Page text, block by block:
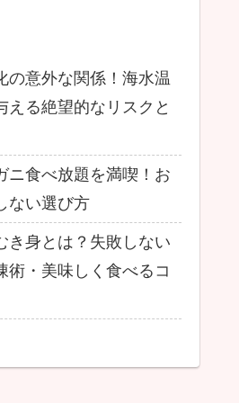
の意外な関係！海水温
える絶望的なリスクと
ニ食べ放題を満喫！お
ない選び方
き身とは？失敗しない
術・美味しく食べるコ